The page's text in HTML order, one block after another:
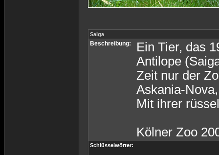
Saiga
Beschreibung:
Ein Tier, das
Antilope
Zeit nur der
Askania-
Mit ihrer
Kölner Zoo
Schlüsselwörter: